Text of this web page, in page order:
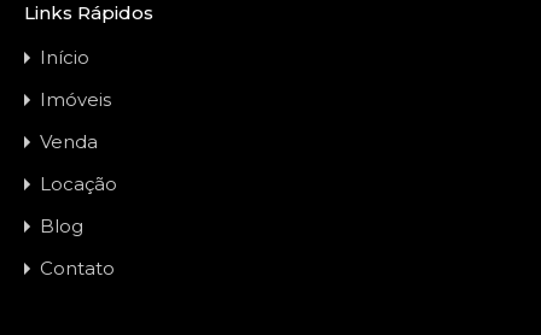
Links Rápidos
Início
Imóveis
Venda
Locação
Blog
Contato